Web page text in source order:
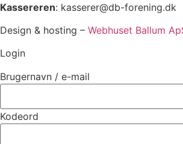
Kassereren: kasserer@db-forening.dk
Design & hosting – Webhuset Ballum
Login
Brugernavn / e-mail
Kodeord